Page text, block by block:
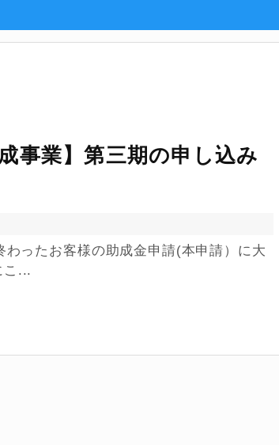
事業】第三期の申し込み
ったお客様の助成金申請(本申請）に大
こ...